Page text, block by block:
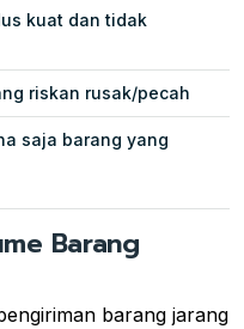
kuat dan tidak
riskan rusak/pecah
saja barang yang
Barang
barang jarang